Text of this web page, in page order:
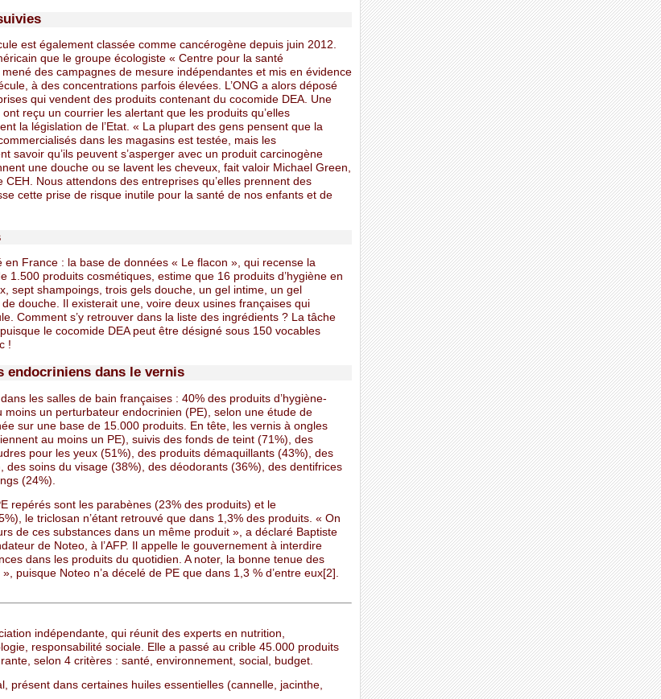
est également classée comme cancérogène depuis juin 2012.
que le groupe écologiste « Centre pour la santé
des campagnes de mesure indépendantes et mis en évidence
à des concentrations parfois élevées. L’ONG a alors déposé
qui vendent des produits contenant du cocomide DEA. Une
reçu un courrier les alertant que les produits qu’elles
la législation de l’Etat. « La plupart des gens pensent que la
dans les magasins est testée, mais les
savoir qu’ils peuvent s’asperger avec un produit carcinogène
une douche ou se lavent les cheveux, fait valoir Michael Green,
CEH. Nous attendons des entreprises qu’elles prennent des
cette prise de risque inutile pour la santé de nos enfants et de
en France : la base de données « Le flacon », qui recense la
1.500 produits cosmétiques, estime que 16 produits d’hygiène en
sept shampoings, trois gels douche, un gel intime, un gel
douche. Il existerait une, voire deux usines françaises qui
Comment s’y retrouver dans la liste des ingrédients ? La tâche
le cocomide DEA peut être désigné sous 150 vocables
!
endocriniens dans le vernis
les salles de bain françaises : 40% des produits d’hygiène-
moins un perturbateur endocrinien (PE), selon une étude de
sur une base de 15.000 produits. En tête, les vernis à ongles
au moins un PE), suivis des fonds de teint (71%), des
pour les yeux (51%), des produits démaquillants (43%), des
des soins du visage (38%), des déodorants (36%), des dentifrices
(24%).
repérés sont les parabènes (23% des produits) et le
le triclosan n’étant retrouvé que dans 1,3% des produits. « On
de ces substances dans un même produit », a déclaré Baptiste
de Noteo, à l’AFP. Il appelle le gouvernement à interdire
dans les produits du quotidien. A noter, la bonne tenue des
puisque Noteo n’a décelé de PE que dans 1,3 % d’entre eux[2].
indépendante, qui réunit des experts en nutrition,
responsabilité sociale. Elle a passé au crible 45.000 produits
selon 4 critères : santé, environnement, social, budget.
présent dans certaines huiles essentielles (cannelle, jacinthe,